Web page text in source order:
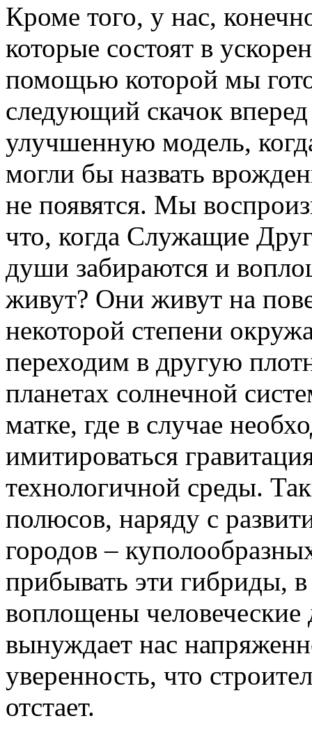
Кроме того, у нас,
которые состоят в
помощью которой мы
следующий скачок
улучшенную модель,
могли бы назвать
не появятся. Мы
что, когда Служащие
души забираются и
живут? Они живут на
некоторой степени
переходим в другую
планетах солнечной
матке, где в случае
имитироваться
технологичной среды.
полюсов, наряду с
городов –
прибывать эти гибриды,
воплощены
вынуждает нас
уверенность, что
отстает.